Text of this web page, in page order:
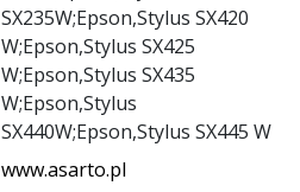
SX235W;Epson,Stylus SX420
W;Epson,Stylus SX425
W;Epson,Stylus SX435
W;Epson,Stylus
SX440W;Epson,Stylus SX445 W
www.asarto.pl